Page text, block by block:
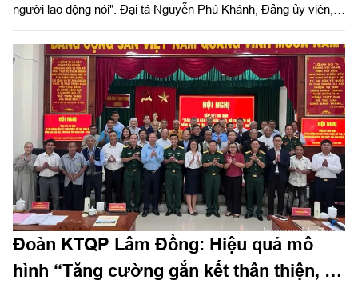
người lao động nói". Đại tá Nguyễn Phú Khánh, Đảng ủy viên,
Thượng tá Nguyễn Ngọc Khánh, Giám đốc Công ty Cảng ICD
Tây Nam chủ trì hội nghị. Dự hội nghị có Đại tá Phạm Thị Thu
Hương, Trưởng phòng Công tác quần chúng, Cục Chính trị
Quân khu 7; Đại tá Trần Thị Mỹ Châu, Phó Tổng giám đốc
Công ty Tây Nam cùng đông đảo cán bộ, đoàn viên, người lao
động Công ty Cảng ICD Tây Nam.
Đoàn KTQP Lâm Đồng: Hiệu quả mô
hình “Tăng cường gắn kết thân thiện, hỗ